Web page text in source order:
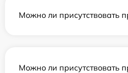
Можно ли присутствовать
Можно ли присутствовать